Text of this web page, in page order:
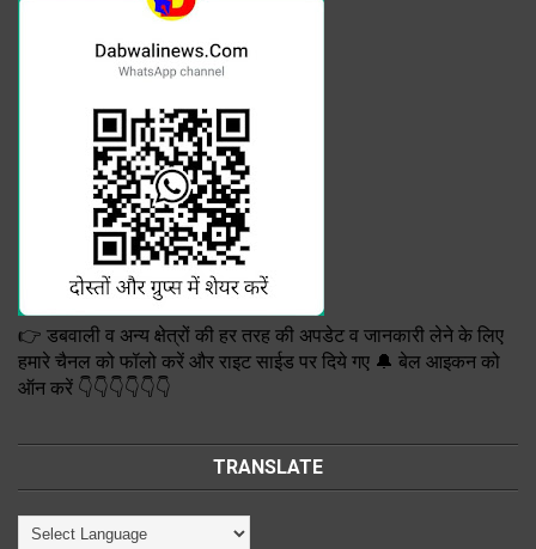
👉 डबवाली व अन्य क्षेत्रों की हर तरह की अपडेट व जानकारी लेने के लिए
हमारे चैनल को फॉलो करें और राइट साईड पर दिये गए 🔔 बेल आइकन को
ऑन करें 👇👇👇👇👇👇
TRANSLATE